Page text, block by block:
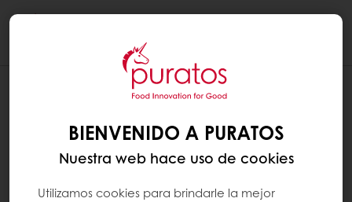
BIENVENIDO A PURATOS
Nuestra web hace uso de cookies
Utilizamos cookies para brindarle la mejor